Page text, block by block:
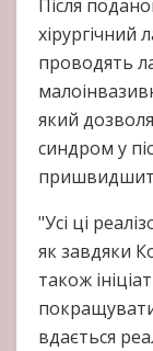
Після
хірургічний
проводять
який
синдром у
"Усі ці
як завдяки
також
вдається